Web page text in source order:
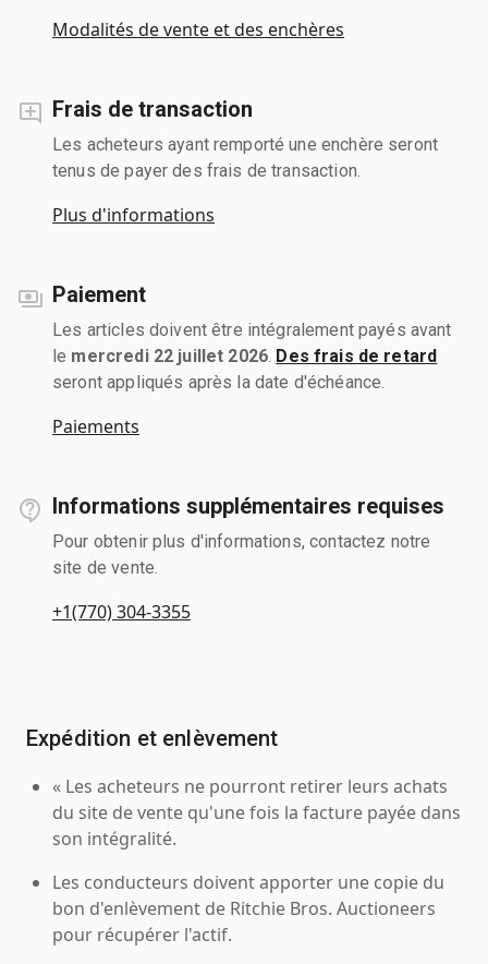
Modalités de vente et des enchères
Frais de transaction
Les acheteurs ayant remporté une enchère seront
tenus de payer des frais de transaction.
Plus d'informations
Paiement
Les articles doivent être intégralement payés avant
le mercredi 22 juillet 2026 Des frais de retard
seront appliqués après la date d'échéance.
Paiements
Informations supplémentaires requises
Pour obtenir plus d'informations, contactez notre
site de vente.
+1(770) 304-3355
Expédition et enlèvement
« Les acheteurs ne pourront retirer leurs achats
du site de vente qu'une fois la facture payée dans
son intégralité.
Les conducteurs doivent apporter une copie du
bon d'enlèvement de Ritchie Bros. Auctioneers
pour récupérer l'actif.